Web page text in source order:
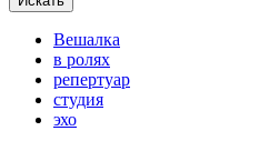
Вешалка
в ролях
репертуар
студия
эхо